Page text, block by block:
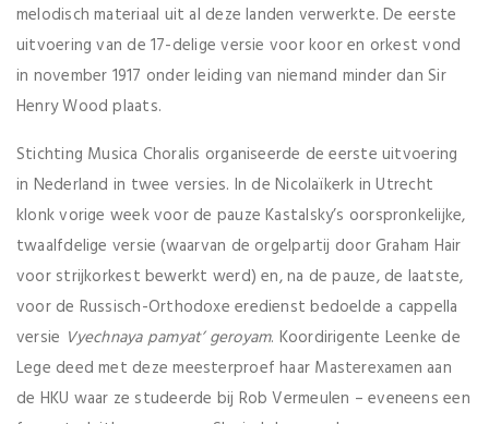
melodisch materiaal uit al deze landen verwerkte. De eerste
uitvoering van de 17-delige versie voor koor en orkest vond
in november 1917 onder leiding van niemand minder dan Sir
Henry Wood plaats.
Stichting Musica Choralis organiseerde de eerste uitvoering
in Nederland in twee versies. In de Nicolaïkerk in Utrecht
klonk vorige week voor de pauze Kastalsky’s oorspronkelijke,
twaalfdelige versie (waarvan de orgelpartij door Graham Hair
voor strijkorkest bewerkt werd) en, na de pauze, de laatste,
voor de Russisch-Orthodoxe eredienst bedoelde a cappella
versie Vyechnaya pamyat’ geroyam. Koordirigente Leenke de
Lege deed met deze meesterproef haar Masterexamen aan
de HKU waar ze studeerde bij Rob Vermeulen – eveneens een